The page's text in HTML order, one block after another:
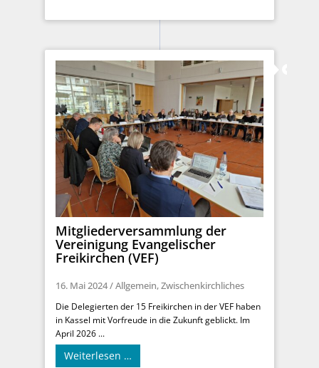
Mitgliederversammlung der
Vereinigung Evangelischer
Freikirchen (VEF)
16. Mai 2024/Allgemein,Zwischenkirchliches
Die Delegierten der 15 Freikirchen in der VEF haben
in Kassel mit Vorfreude in die Zukunft geblickt. Im
April 2026 ...
Weiterlesen …